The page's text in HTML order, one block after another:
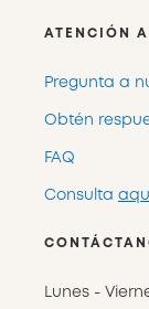
ATENCIÓN
Pregunta a
Obtén
FAQ
Consulta
Lunes -